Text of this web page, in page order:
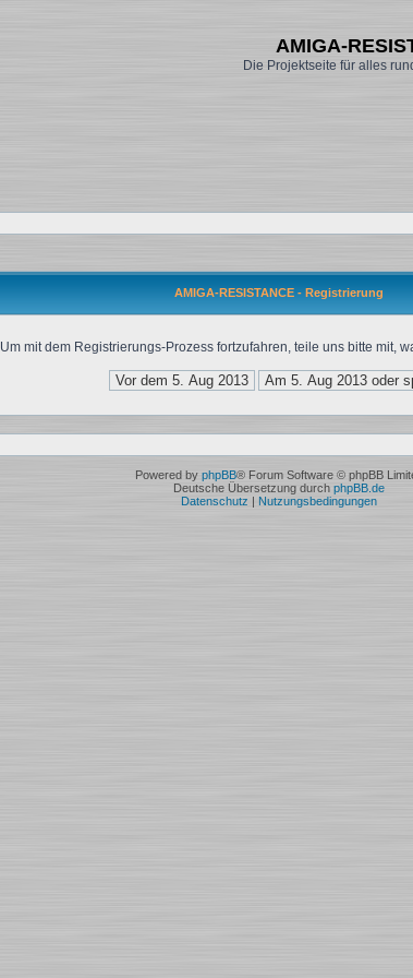
AMIGA-
Die Projektseite für alles
AMIGA-RESISTANCE - Registrierung
Um mit dem Registrierungs-Prozess fortzufahren, teile uns bitte mit,
Powered by phpBB® Forum Software © phpBB
Deutsche Übersetzung durch phpBB.de
Datenschutz | Nutzungsbedingungen